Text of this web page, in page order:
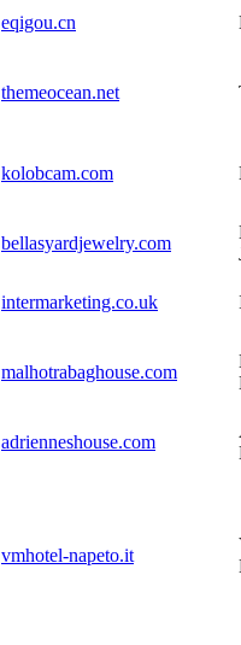
eqigou.cn
themeocean.net
kolobcam.com
bellasyardjewelry.com
intermarketing.co.uk
malhotrabaghouse.com
adrienneshouse.com
vmhotel-napeto.it